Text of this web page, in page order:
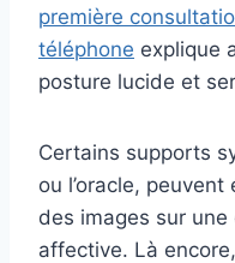
première
téléphone explique
posture lucide et
Certains supports
ou l’oracle,
des images sur
affective. Là